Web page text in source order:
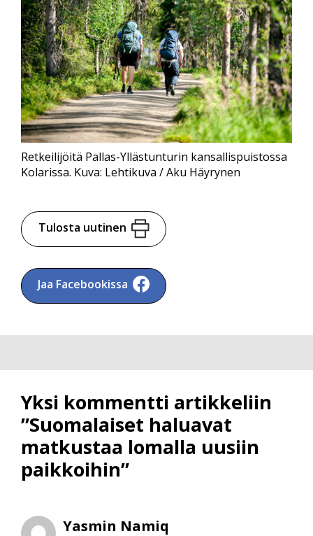
Retkeilijöitä Pallas-Yllästunturin kansallispuistossa
Kolarissa. Kuva: Lehtikuva / Aku Häyrynen
Tulosta uutinen
Jaa Facebookissa
Yksi kommentti artikkeliin
”Suomalaiset haluavat
matkustaa lomalla uusiin
paikkoihin”
Yasmin Namiq